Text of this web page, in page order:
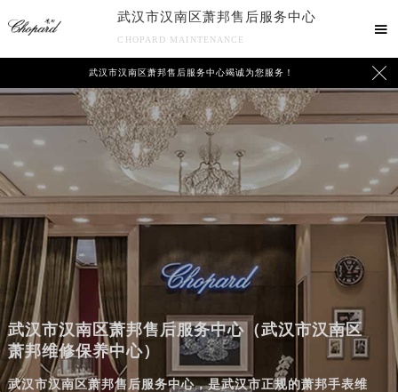
武汉市汉南区萧邦售后服务中心
CHOPARD MAINTENANCE

武汉市汉南区萧邦售后服务中心竭诚为您服务！ 
武汉市汉南区萧邦售后服务中心（武汉市汉南区
萧邦维修保养中心）
武汉市汉南区萧邦售后服务中心，是武汉市正规的萧邦手表维